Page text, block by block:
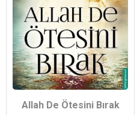
Allah De Ötesini Bırak